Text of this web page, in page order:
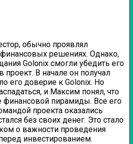
обычно проявлял
решениях. Однако,
Golonix смогли убедить его
проект. В начале он получал
его доверие к Golonix. Но
и Максим понял, что
финансовой пирамиды. Все его
проекта оказались
без своих денег. Это стало
о важности проведения
инвестированием.